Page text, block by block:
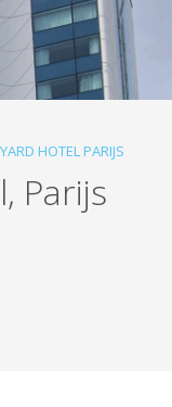
HOTEL PARIJS
Parijs